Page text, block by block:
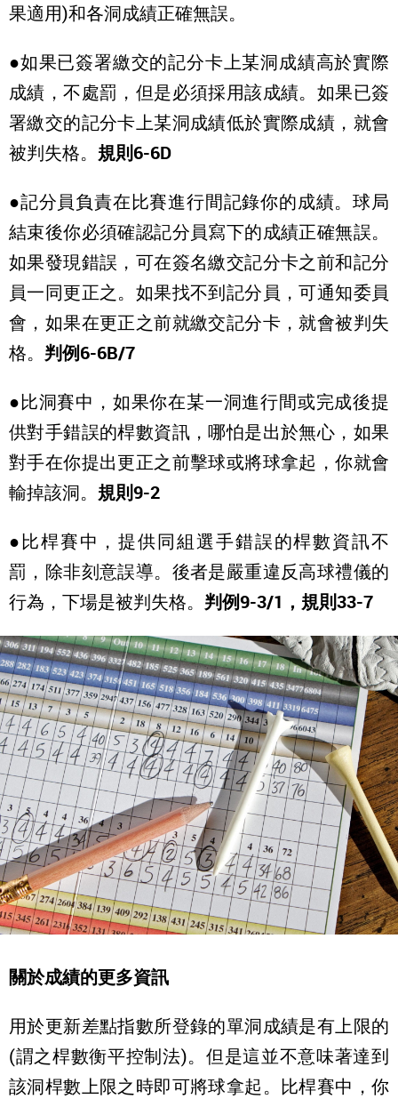
果適用)和各洞成績正確無誤。
●如果已簽署繳交的記分卡上某洞成績高於實際
成績，不處罰，但是必須採用該成績。如果已簽
署繳交的記分卡上某洞成績低於實際成績，就會
被判失格。 規則6-6D
●記分員負責在比賽進行間記錄你的成績。球局
結束後你必須確認記分員寫下的成績正確無誤。
如果發現錯誤，可在簽名繳交記分卡之前和記分
員一同更正之。如果找不到記分員，可通知委員
會，如果在更正之前就繳交記分卡，就會被判失
格。 判例6-6B/7
●比洞賽中，如果你在某一洞進行間或完成後提
供對手錯誤的桿數資訊，哪怕是出於無心，如果
對手在你提出更正之前擊球或將球拿起，你就會
輸掉該洞。 規則9-2
●比桿賽中，提供同組選手錯誤的桿數資訊不
罰，除非刻意誤導。後者是嚴重違反高球禮儀的
行為，下場是被判失格。 判例9-3/1，規則33-7
關於成績的更多資訊
用於更新差點指數所登錄的單洞成績是有上限的
(謂之桿數衡平控制法)。但是這並不意味著達到
該洞桿數上限之時即可將球拿起。比桿賽中，你